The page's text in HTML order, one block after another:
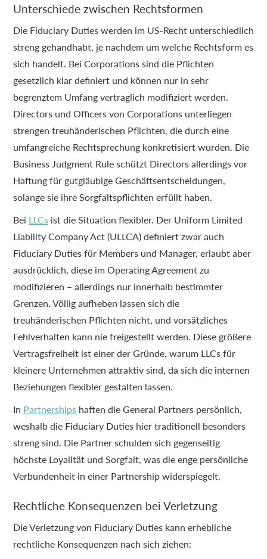
Unterschiede zwischen Rechtsformen
Die Fiduciary Duties werden im US-Recht unterschiedlich
streng gehandhabt, je nachdem um welche Rechtsform es
sich handelt. Bei Corporations sind die Pflichten
gesetzlich klar definiert und können nur in sehr
begrenztem Umfang vertraglich modifiziert werden.
Directors und Officers von Corporations unterliegen
strengen treuhänderischen Pflichten, die durch eine
umfangreiche Rechtsprechung konkretisiert wurden. Die
Business Judgment Rule schützt Directors allerdings vor
Haftung für gutgläubige Geschäftsentscheidungen,
solange sie ihre Sorgfaltspflichten erfüllt haben.
Bei LLCs ist die Situation flexibler. Der Uniform Limited
Liability Company Act (ULLCA) definiert zwar auch
Fiduciary Duties für Members und Manager, erlaubt aber
ausdrücklich, diese im Operating Agreement zu
modifizieren – allerdings nur innerhalb bestimmter
Grenzen. Völlig aufheben lassen sich die
treuhänderischen Pflichten nicht, und vorsätzliches
Fehlverhalten kann nie freigestellt werden. Diese größere
Vertragsfreiheit ist einer der Gründe, warum LLCs für
kleinere Unternehmen attraktiv sind, da sich die internen
Beziehungen flexibler gestalten lassen.
In Partnerships haften die General Partners persönlich,
weshalb die Fiduciary Duties hier traditionell besonders
streng sind. Die Partner schulden sich gegenseitig
höchste Loyalität und Sorgfalt, was die enge persönliche
Verbundenheit in einer Partnership widerspiegelt.
Rechtliche Konsequenzen bei Verletzung
Die Verletzung von Fiduciary Duties kann erhebliche
rechtliche Konsequenzen nach sich ziehen: